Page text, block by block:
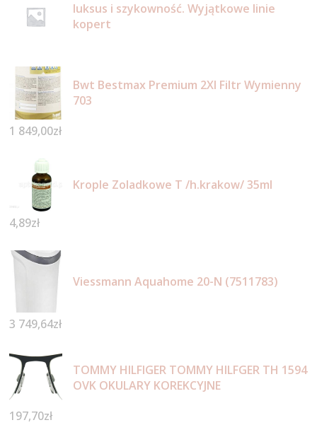
luksus i szykowność. Wyjątkowe linie
kopert
Bwt Bestmax Premium 2Xl Filtr Wymienny
703
1 849,00zł
Krople Zoladkowe T /h.krakow/ 35ml
4,89zł
Viessmann Aquahome 20-N (7511783)
3 749,64zł
TOMMY HILFIGER TOMMY HILFGER TH 1594
OVK OKULARY KOREKCYJNE
197,70zł